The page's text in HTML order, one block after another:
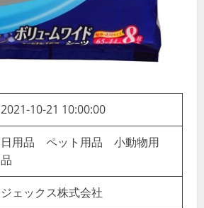
2021-10-21 10:00:00
日用品 ペット用品 小動物用
品
ジェックス株式会社